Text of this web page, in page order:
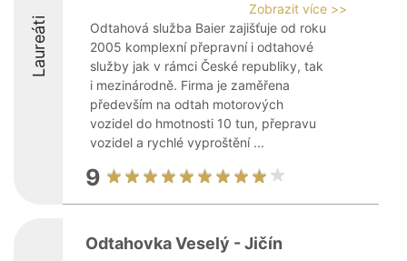
Laureáti
Zobrazit více >>
Odtahová služba Baier zajišťuje od roku
2005 komplexní přepravní i odtahové
služby jak v rámci České republiky, tak
i mezinárodně. Firma je zaměřena
především na odtah motorových
vozidel do hmotnosti 10 tun, přepravu
vozidel a rychlé vyproštění ...
9
Odtahovka Veselý - Jičín